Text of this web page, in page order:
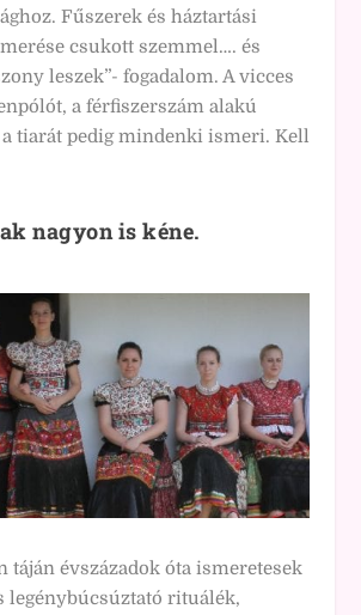
Fűszerek és háztartási
csukott szemmel…. és
leszek”- fogadalom. A vicces
a férfiszerszám alakú
tiarát pedig mindenki ismeri. Kell
nagyon is kéne.
táján évszázadok óta ismeretesek
legénybúcsúztató rituálék,